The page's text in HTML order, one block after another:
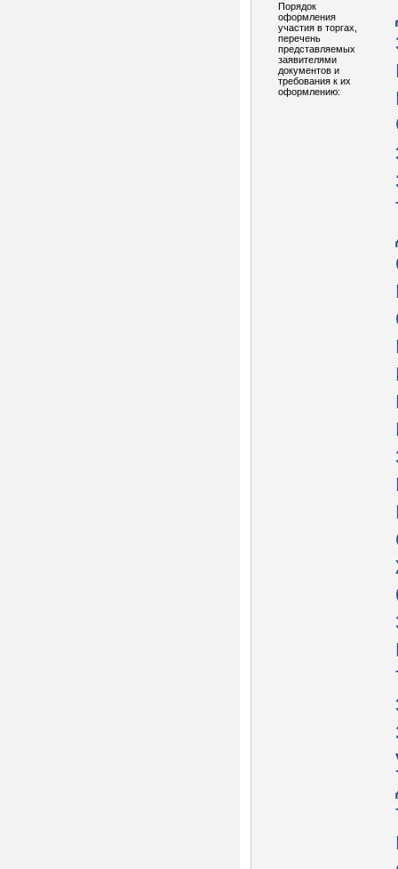
Порядок
оформления
участия в торгах,
перечень
представляемых
заявителями
документов и
требования к их
оформлению: